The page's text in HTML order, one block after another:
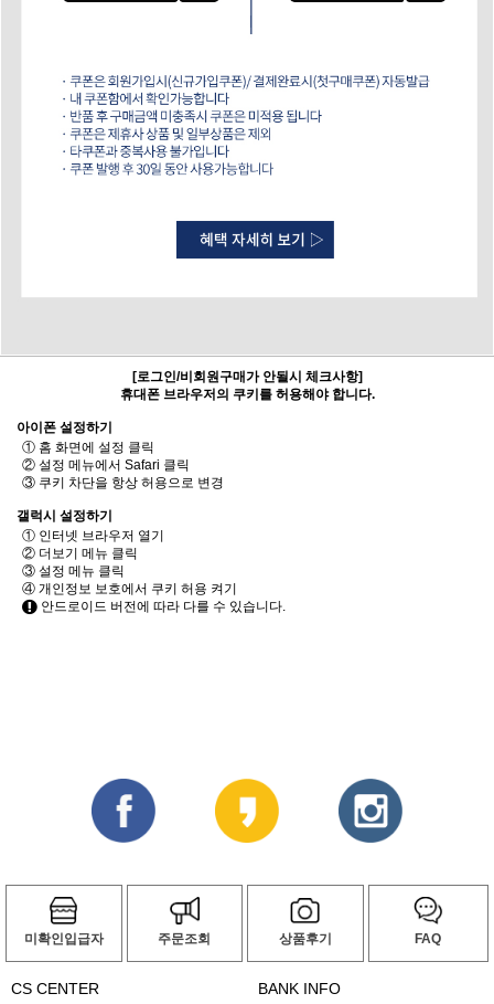
[로그인/비회원구매가 안될시 체크사항]
휴대폰 브라우저의 쿠키를 허용해야 합니다.
아이폰 설정하기
① 홈 화면에 설정 클릭
② 설정 메뉴에서 Safari 클릭
③ 쿠키 차단을 항상 허용으로 변경
갤럭시 설정하기
① 인터넷 브라우저 열기
② 더보기 메뉴 클릭
③ 설정 메뉴 클릭
④ 개인정보 보호에서 쿠키 허용 켜기
안드로이드 버전에 따라 다를 수 있습니다.
미확인입급자 주문조회 상품후기 FAQ
CS CENTER BANK INFO